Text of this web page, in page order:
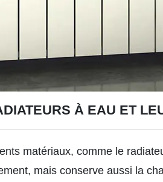
À EAU ET
matériaux, comme le
mais conserve aussi la